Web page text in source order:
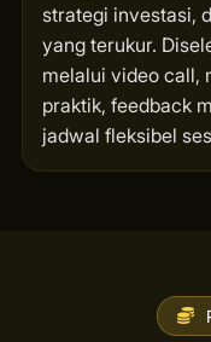
strategi investasi,
yang terukur.
melalui video call,
praktik, feedback
jadwal fleksibel